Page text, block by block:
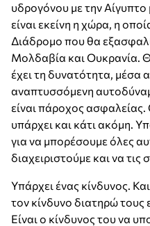
υδρογόνου με την
είναι εκείνη η χώρα, η
Διάδρομο που θα
Μολδαβία και Ουκρανία.
έχει τη δυνατότητα, μέσα
αναπτυσσόμενη
είναι πάροχος
υπάρχει και κάτι ακόμη.
για να μπορέσουμε όλες
διαχειριστούμε και να τις
Υπάρχει ένας κίνδυνος.
τον κίνδυνο διατηρώ τους
Είναι ο κίνδυνος του να